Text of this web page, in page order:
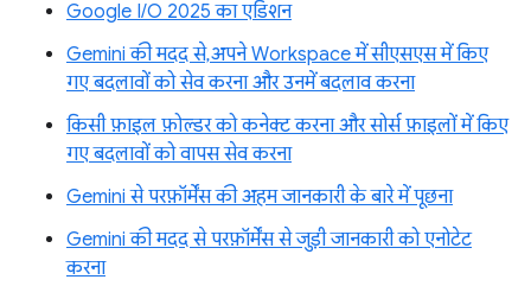
Google I/O 2025 का एडिशन
Gemini की मदद से, अपने Workspace में सीएसएस में किए
गए बदलावों को सेव करना और उनमें बदलाव करना
किसी फ़ाइल फ़ोल्डर को कनेक्ट करना और सोर्स फ़ाइलों में किए
गए बदलावों को वापस सेव करना
Gemini से परफ़ॉर्मेंस की अहम जानकारी के बारे में पूछना
Gemini की मदद से परफ़ॉर्मेंस से जुड़ी जानकारी को एनोटेट
करना